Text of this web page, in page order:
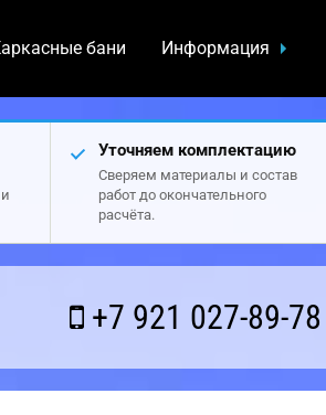
бани Информация
Уточняем комплектацию
Сверяем материалы и состав
работ до окончательного
расчёта.
+7 921 027-89-78